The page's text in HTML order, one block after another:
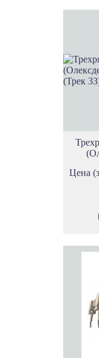
Цена